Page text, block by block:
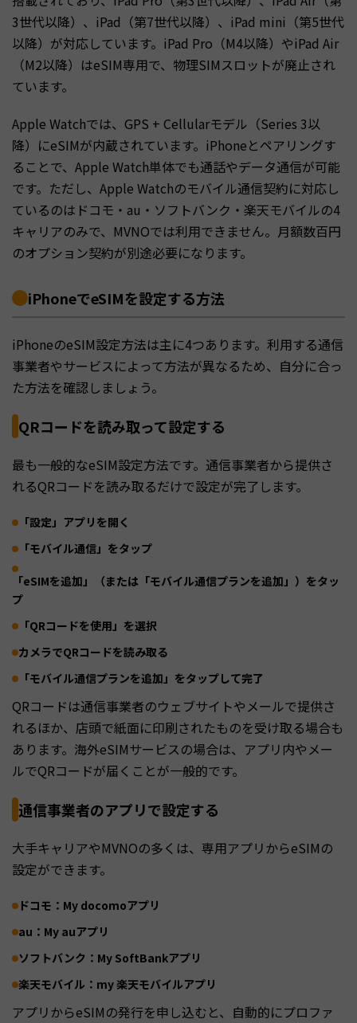
3世代以降）、iPad（第7世代以降）、iPad mini（第5世代
以降）が対応しています。iPad Pro（M4以降）やiPad Air
（M2以降）はeSIM専用で、物理SIMスロットが廃止され
ています。
Apple Watchでは、GPS + Cellularモデル（Series 3以
降）にeSIMが内蔵されています。iPhoneとペアリングす
ることで、Apple Watch単体でも通話やデータ通信が可能
です。ただし、Apple Watchのモバイル通信契約に対応し
ているのはドコモ・au・ソフトバンク・楽天モバイルの4
キャリアのみで、MVNOでは利用できません。月額数百円
のオプション契約が別途必要になります。
iPhoneでeSIMを設定する方法
iPhoneのeSIM設定方法は主に4つあります。利用する通信
事業者やサービスによって方法が異なるため、自分に合っ
た方法を確認しましょう。
QRコードを読み取って設定する
最も一般的なeSIM設定方法です。通信事業者から提供さ
れるQRコードを読み取るだけで設定が完了します。
「設定」アプリを開く
「モバイル通信」をタップ
「eSIMを追加」（または「モバイル通信プランを追加」）をタッ
プ
「QRコードを使用」を選択
カメラでQRコードを読み取る
「モバイル通信プランを追加」をタップして完了
QRコードは通信事業者のウェブサイトやメールで提供さ
れるほか、店頭で紙面に印刷されたものを受け取る場合も
あります。海外eSIMサービスの場合は、アプリ内やメー
ルでQRコードが届くことが一般的です。
通信事業者のアプリで設定する
大手キャリアやMVNOの多くは、専用アプリからeSIMの
設定ができます。
ドコモ：My docomoアプリ
au：My auアプリ
ソフトバンク：My SoftBankアプリ
楽天モバイル：my 楽天モバイルアプリ
アプリからeSIMの発行を申し込むと、自動的にプロファ